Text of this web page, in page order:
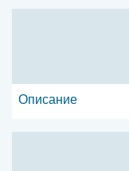
Описание